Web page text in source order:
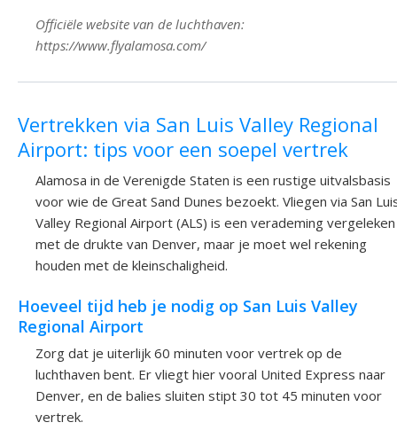
Officiële website van de luchthaven:
https://www.flyalamosa.com/
Vertrekken via San Luis Valley Regional
Airport: tips voor een soepel vertrek
Alamosa in de Verenigde Staten is een rustige uitvalsbasis
voor wie de Great Sand Dunes bezoekt. Vliegen via San
Valley Regional Airport (ALS) is een verademing vergeleken
met de drukte van Denver, maar je moet wel rekening
houden met de kleinschaligheid.
Hoeveel tijd heb je nodig op San Luis Valley
Regional Airport
Zorg dat je uiterlijk 60 minuten voor vertrek op de
luchthaven bent. Er vliegt hier vooral United Express naar
Denver, en de balies sluiten stipt 30 tot 45 minuten voor
vertrek.